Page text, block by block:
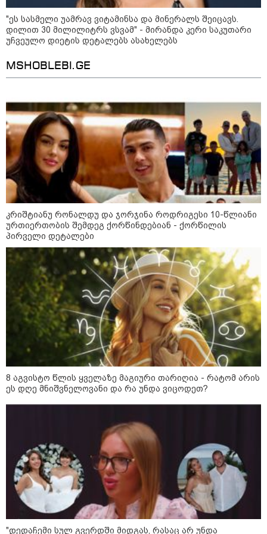
ფერმერი თუ ვარ" - როგორ
ცხოვრობს ახალგაზრდა ქალი,
რომელიც ქალაქიდან სოფლად
გადავიდა და ფერმერი გახდა
"ბავშვობიდან ასე ვარ..
მარტინ გუიმჯიანი, ქართულ
ენასა და საქართველოზე
შეყვარებული სომეხი ბიჭი
23:15 / 07-08-2026
ამოუცნობი ანომალიური
მოვლენები - ტრამპის
ადმინისტრაციამ “UFO”- ს
ფაილების მორიგი პაკეტი
გამოაქვეყნა
ინტერნეტში ამაღელვებელი
კადრები ვრცელდება - როგორ
გადაარჩინა 56 წლის კაცმა
ბავშვები აბობოქრებულ ზღვაში
დახრჩობას
კატეგორიის ყველა სიახლე
თქვენი დახვრეტა რაში გვაწყობს,
გუდაუთაში ქართველ ტყვეებში
უნდა გადაგცვალოთ..."
როდის დაიწყო რეალურად
საქართველო-რუსეთის ომი და
მთავარი შეცდომა, რომელიც
საბედისწერო გამოდგა
"ეს სასმელი უამრავ ვიტამინსა და მინერალს შეიცავს.
დილით 30 მილილიტრს ვსვამ" - მირანდა კერი საკუთარი
უჩვეულო დიეტის დეტალებს ასახელებს
MSHOBLEBI.GE
კრიშტიანუ რონალდუ და ჯორჯინა როდრიგესი 10-წლიანი
ურთიერთობის შემდეგ ქორწინდებიან - ქორწილის
პირველი დეტალები
8 აგვისტო წლის ყველაზე მაგიური თარიღია - რატომ არის
ეს დღე მნიშვნელოვანი და რა უნდა ვიცოდეთ?
"დედაჩემი სულ გვერდში მიდგას, რასაც არ უნდა